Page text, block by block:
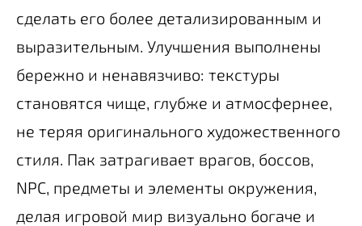
сделать его более детализированным и
выразительным. Улучшения выполнены
бережно и ненавязчиво: текстуры
становятся чище, глубже и атмосфернее,
не теряя оригинального художественного
стиля. Пак затрагивает врагов, боссов,
NPC, предметы и элементы окружения,
делая игровой мир визуально богаче и